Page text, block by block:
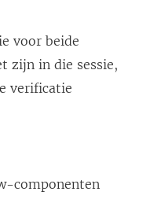
voor beide
zijn in die sessie,
verificatie
componenten